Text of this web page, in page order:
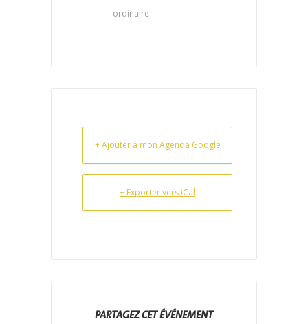
ordinaire
+ Ajouter à mon Agenda Google
+ Exporter vers iCal
PARTAGEZ CET ÉVÉNEMENT